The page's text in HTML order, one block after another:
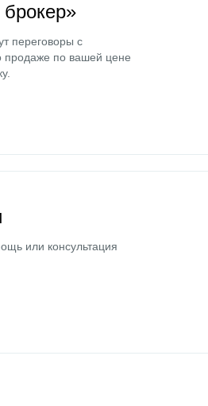
переговоры с
продаже по вашей цене
или консультация